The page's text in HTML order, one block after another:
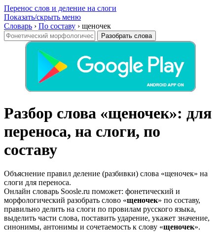
Перенос слов и деление на слоги
Показать/скрыть меню
Словарь › По составу › щеночек
Разобрать слова
Разбор слова «щеночек»: для
переноса, на слоги, по
составу
Объяснение правил деление (разбивки) слова «щеночек» на
слоги для переноса.
Онлайн словарь Soosle.ru поможет: фонетический и
морфологический разобрать слово «щеночек» по составу,
правильно делить на слоги по провилам русского языка,
выделить части слова, поставить ударение, укажет значение,
синонимы, антонимы и сочетаемость к слову «щеночек».